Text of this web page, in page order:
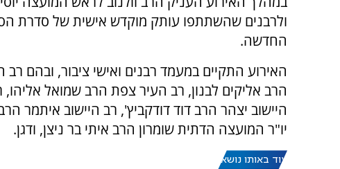
ולרבנים שהשתתפו עותק מוקדש אישית של סדרת
החדשה.
האירוע התקיים במעמד רבנים ואישי ציבור, ובהם רב
הרב אליקים לבנון, רב העיר צפת הרב שמואל אליהו,
היישוב יצהר הרב דוד דודקביץ', רב היישוב איתמר
יו"ר המועצה הדתית שומרון הרב איתי בר ניצן, ודגן.
עוד באותו נושא: